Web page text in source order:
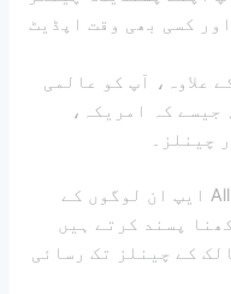
کسی بھی وقت اپڈیٹ
علاوہ، آپ کو عالمی
جیسے کہ امریکہ،
چینلز۔
: All Channels Live Pakistan Tv ایپ ان لوگوں کے
پسند کرتے ہیں
کے چینلز تک رسائی